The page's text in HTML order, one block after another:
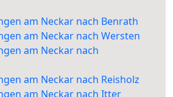
am Neckar nach Benrath
am Neckar nach Wersten
am Neckar nach
am Neckar nach Reisholz
am Neckar nach Itter